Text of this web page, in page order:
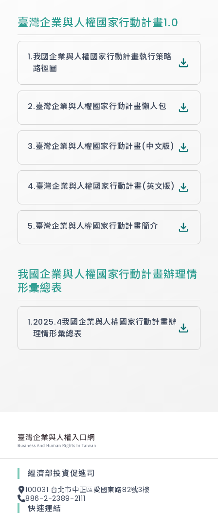
臺灣企業與人權國家行動計畫1.0
1.我國企業與人權國家行動計畫執行策略
路徑圖
2.臺灣企業與人權國家行動計畫懶人包
3.臺灣企業與人權國家行動計畫(中文版)
4.臺灣企業與人權國家行動計畫(英文版)
5.臺灣企業與人權國家行動計畫簡介
我國企業與人權國家行動計畫辦理情
形彙總表
1.2025.4我國企業與人權國家行動計畫辦
理情形彙總表
經濟部投資促進司
100031 台北市中正區愛國東路82號3樓
886-2-2389-2111
快速連結